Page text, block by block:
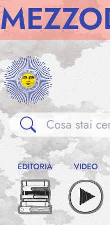
Gallerie
Notizie
EDITORIA VIDEO